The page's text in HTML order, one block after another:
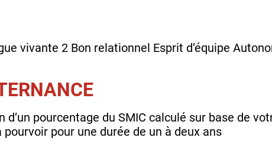
vivante 2​ Bon relationnel​ Esprit d’équipe​
d’un pourcentage du SMIC calculé sur base de
pour une durée de un à deux ans